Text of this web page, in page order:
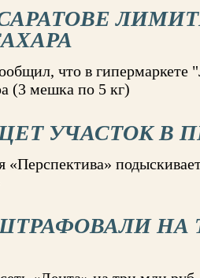
что в гипермаркете
(3 мешка по 5 кг)
УЧАСТОК В